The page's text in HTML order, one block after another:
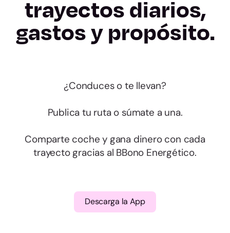
trayectos diarios,
gastos y propósito.
¿Conduces o te llevan?
Publica tu ruta o súmate a una.
Comparte coche y gana dinero con cada
trayecto gracias al BBono Energético.
Descarga la App